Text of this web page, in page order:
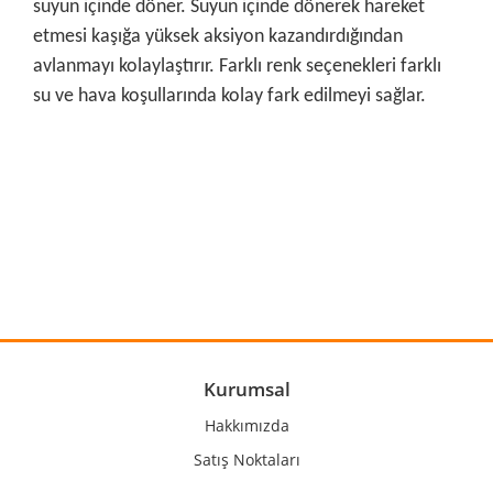
suyun içinde döner. Suyun içinde dönerek hareket
etmesi kaşığa yüksek aksiyon kazandırdığından
avlanmayı kolaylaştırır. Farklı renk seçenekleri farklı
su ve hava koşullarında kolay fark edilmeyi sağlar.
Ürün açıklamasında eksik bilgiler bulunuyor.
Ürün bilgilerinde hatalar bulunuyor.
Kurumsal
Hakkımızda
Satış Noktaları